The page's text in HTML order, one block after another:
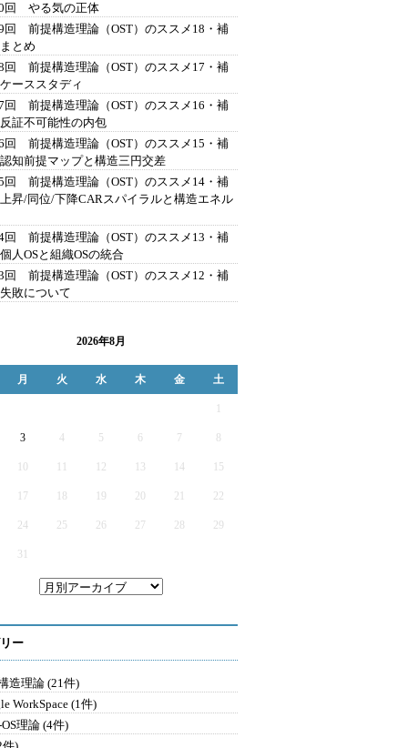
回 やる気の正体
回 前提構造理論（OST）のススメ18・補
とめ
回 前提構造理論（OST）のススメ17・補
ーススタディ
回 前提構造理論（OST）のススメ16・補
証不可能性の内包
回 前提構造理論（OST）のススメ15・補
知前提マップと構造三円交差
回 前提構造理論（OST）のススメ14・補
昇/同位/下降CARスパイラルと構造エネル
回 前提構造理論（OST）のススメ13・補
人OSと組織OSの統合
回 前提構造理論（OST）のススメ12・補
敗について
2026年8月
月 火 水 木 金 土
3 4 5 6 7
12 13 14 15
17 19 20 21 22
24 25 26 27 28 29
31
ー
造理論 (21件)
WorkSpace (1件)
理論 (4件)